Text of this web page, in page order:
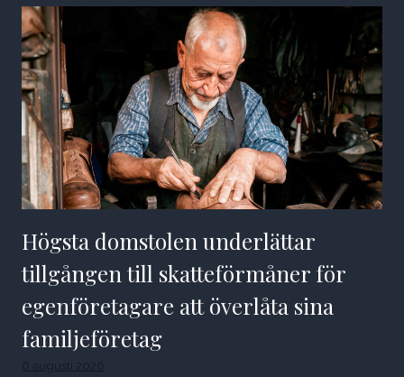
Högsta domstolen underlättar
tillgången till skatteförmåner för
egenföretagare att överlåta sina
familjeföretag
6 augusti 2026